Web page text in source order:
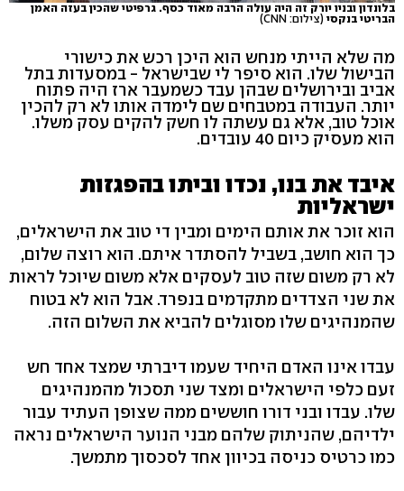
בלונדון ובניו יורק זה היה עולה הרבה מאוד כסף. גרפיטי שהכין בעזה האמן
הבריטי בנקסי (צילום: CNN)
מה שלא הייתי מנחש הוא היכן רכש את כישורי
הבישול שלו. הוא סיפר לי שבישראל - במסעדות בתל
אביב ובירושלים שבהן עבד כשמעבר ארז היה פתוח
יותר. העבודה במטבחים שם לימדה אותו לא רק להכין
אוכל טוב, אלא גם עשתה לו חשק להקים עסק משלו.
הוא מעסיק כיום 40 עובדים.
איבד את בנו, נכדו וביתו בהפגזות
ישראליות
הוא זוכר את אותם הימים ומבין די טוב את הישראלים,
כך הוא חושב, בשביל להסתדר איתם. הוא רוצה שלום,
לא רק משום שזה טוב לעסקים אלא משום שיוכל לראות
את שני הצדדים מתקדמים בנפרד. אבל הוא לא בטוח
שהמנהיגים שלו מסוגלים להביא את השלום הזה.
עבדו אינו האדם היחיד שעמו דיברתי שמצד אחד חש
זעם כלפי הישראלים ומצד שני תסכול מהמנהיגים
שלו. עבדו ובני דורו חוששים ממה שצופן העתיד עבור
ילדיהם, שהניתוק שלהם מבני הנוער הישראלים נראה
כמו כרטיס כניסה בכיוון אחד לסכסוך מתמשך.